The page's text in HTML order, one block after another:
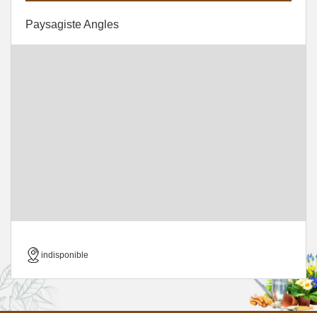
Paysagiste Angles
indisponible